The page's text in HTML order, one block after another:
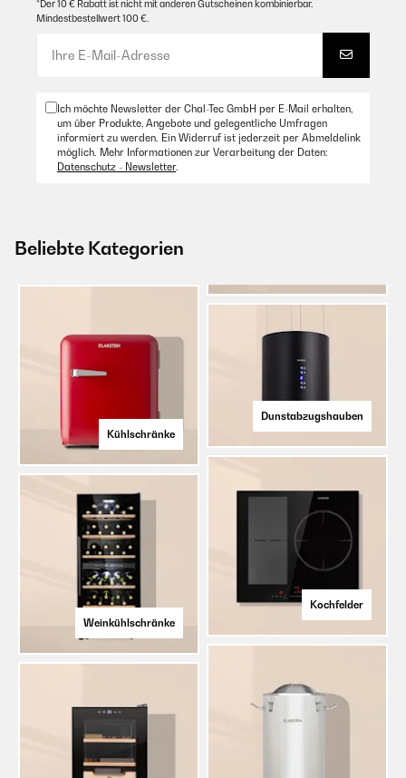
*Der 10 € Rabatt ist nicht mit anderen Gutscheinen kombinierbar.
Mindestbestellwert 100 €.
Ich möchte Newsletter der Chal-Tec GmbH per E-Mail erhalten,
um über Produkte, Angebote und gelegentliche Umfragen
informiert zu werden. Ein Widerruf ist jederzeit per Abmeldelink
möglich. Mehr Informationen zur Verarbeitung der Daten:
Datenschutz - Newsletter.
Beliebte Kategorien
Kühlschränke
Weinkühlschränke
Dunstabzugshauben
Kochfelder